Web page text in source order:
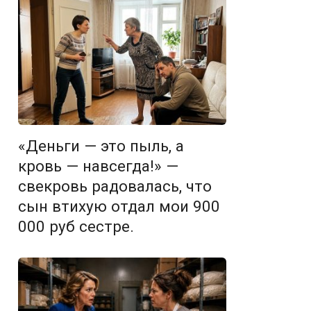
«Деньги — это пыль, а
кровь — навсегда!» —
свекровь радовалась, что
сын втихую отдал мои 900
000 руб сестре.